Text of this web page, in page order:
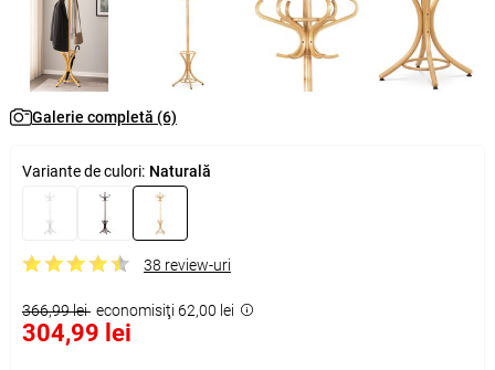
Galerie completă (6)
Variante de culori: Naturală
38 review-uri
366,99 lei economisiţi 62,00 lei
304,99 lei